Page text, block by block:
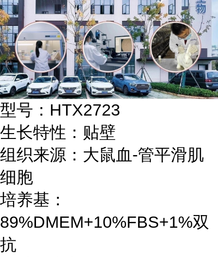
型号：HTX2723
生长特性：贴壁
组织来源：大鼠血-管平滑肌
细胞
培养基：
89%DMEM+10%FBS+1%双
抗